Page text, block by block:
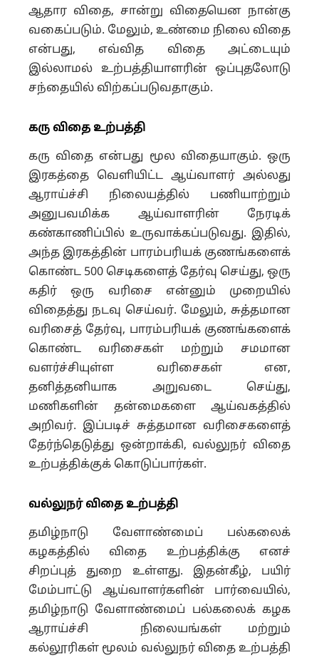
ஆதார விதை, சான்று விதையென நான்கு
வகைப்படும். மேலும், உண்மை நிலை விதை
என்பது, எவ்வித விதை அட்டையும்
இல்லாமல் உற்பத்தியாளரின் ஒப்புதலோடு
சந்தையில் விற்கப்படுவதாகும்.
கரு விதை உற்பத்தி
கரு விதை என்பது மூல விதையாகும். ஒரு
இரகத்தை வெளியிட்ட ஆய்வாளர் அல்லது
ஆராய்ச்சி நிலையத்தில் பணியாற்றும்
அனுபவமிக்க ஆய்வாளரின் நேரடிக்
கண்காணிப்பில் உருவாக்கப்படுவது. இதில்,
அந்த இரகத்தின் பாரம்பரியக் குணங்களைக்
கொண்ட 500 செடிகளைத் தேர்வு செய்து, ஒரு
கதிர் ஒரு வரிசை என்னும் முறையில்
விதைத்து நடவு செய்வர். மேலும், சுத்தமான
வரிசைத் தேர்வு, பாரம்பரியக் குணங்களைக்
கொண்ட வரிசைகள் மற்றும் சமமான
வளர்ச்சியுள்ள வரிசைகள் என,
தனித்தனியாக அறுவடை செய்து,
மணிகளின் தன்மைகளை ஆய்வகத்தில்
அறிவர். இப்படிச் சுத்தமான வரிசைகளைத்
தேர்ந்தெடுத்து ஒன்றாக்கி, வல்லுநர் விதை
உற்பத்திக்குக் கொடுப்பார்கள்.
வல்லுநர் விதை உற்பத்தி
தமிழ்நாடு வேளாண்மைப் பல்கலைக்
கழகத்தில் விதை உற்பத்திக்கு எனச்
சிறப்புத் துறை உள்ளது. இதன்கீழ், பயிர்
மேம்பாட்டு ஆய்வாளர்களின் பார்வையில்,
தமிழ்நாடு வேளாண்மைப் பல்கலைக் கழக
ஆராய்ச்சி நிலையங்கள் மற்றும்
கல்லூரிகள் மூலம் வல்லுநர் விதை உற்பத்தி